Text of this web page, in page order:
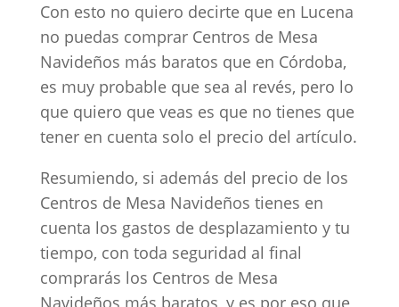
Con esto no quiero decirte que en Lucena
no puedas comprar Centros de Mesa
Navideños más baratos que en Córdoba,
es muy probable que sea al revés, pero lo
que quiero que veas es que no tienes que
tener en cuenta solo el precio del artículo.
Resumiendo, si además del precio de los
Centros de Mesa Navideños tienes en
cuenta los gastos de desplazamiento y tu
tiempo, con toda seguridad al final
comprarás los Centros de Mesa